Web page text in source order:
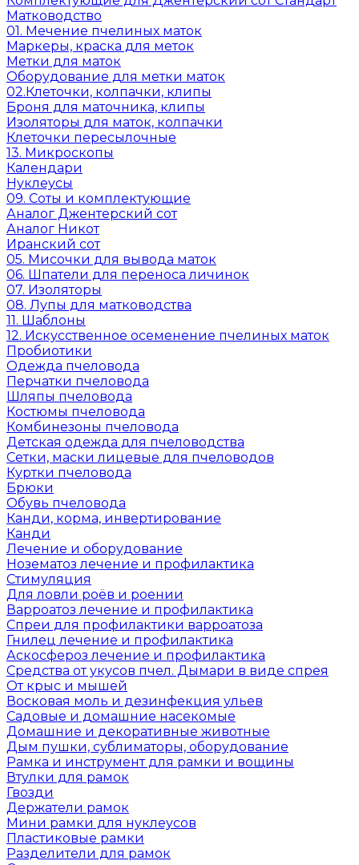
Матководство
01. Мечение пчелиных маток
Маркеры, краска для меток
Метки для маток
Оборудование для метки маток
02.Клеточки, колпачки, клипы
Броня для маточника, клипы
Изоляторы для маток, колпачки
Клеточки пересылочные
13. Микроскопы
Календари
Нуклеусы
09. Соты и комплектующие
Аналог Джентерский сот
Аналог Никот
Иранский сот
05. Мисочки для вывода маток
06. Шпатели для переноса личинок
07. Изоляторы
08. Лупы для матководства
11. Шаблоны
12. Искусственное осеменение пчелиных маток
Пробиотики
Одежда пчеловода
Перчатки пчеловода
Шляпы пчеловода
Костюмы пчеловода
Комбинезоны пчеловода
Детская одежда для пчеловодства
Сетки, маски лицевые для пчеловодов
Куртки пчеловода
Брюки
Обувь пчеловода
Канди, корма, инвертирование
Канди
Лечение и оборудование
Нозематоз лечение и профилактика
Стимуляция
Для ловли роёв и роении
Варроатоз лечение и профилактика
Спреи для профилактики варроатоза
Гнилец лечение и профилактика
Аскосфероз лечение и профилактика
Средства от укусов пчел. Дымари в виде спрея
От крыс и мышей
Восковая моль и дезинфекция ульев
Садовые и домашние насекомые
Домашние и декоративные животные
Дым пушки, сублиматоры, оборудование
Рамка и инструмент для рамки и вощины
Втулки для рамок
Гвозди
Держатели рамок
Мини рамки для нуклеусов
Пластиковые рамки
Разделители для рамок